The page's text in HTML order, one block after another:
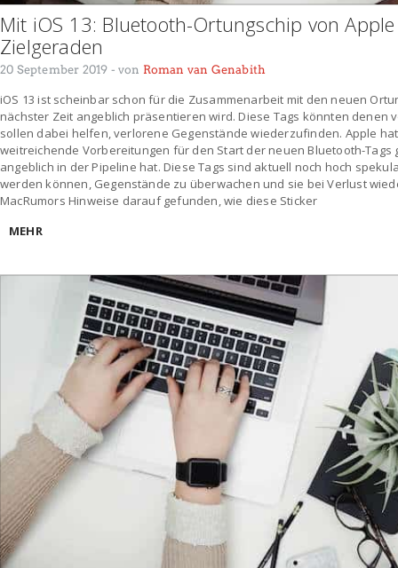
Mit iOS 13: Bluetooth-Ortungschip von
Zielgeraden
20 September 2019 - von Roman van Genabith
iOS 13 ist scheinbar schon für die Zusammenarbeit mit den neuen
nächster Zeit angeblich präsentieren wird. Diese Tags könnten denen
sollen dabei helfen, verlorene Gegenstände wiederzufinden. Apple
weitreichende Vorbereitungen für den Start der neuen Bluetooth-
angeblich in der Pipeline hat. Diese Tags sind aktuell noch hoch
werden können, Gegenstände zu überwachen und sie bei Verlust
MacRumors Hinweise darauf gefunden, wie diese Sticker
MEHR